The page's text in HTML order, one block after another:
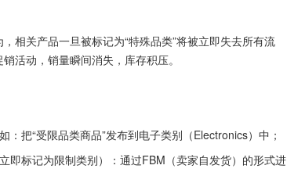
相关产品一旦被标记为“特殊品类”将被立即失去所有流
活动，销量瞬间消失，库存积压。
把“受限品类商品”发布到电子类别（Electronics）中；
即标记为限制类别）：通过FBM（卖家自发货）的形式进